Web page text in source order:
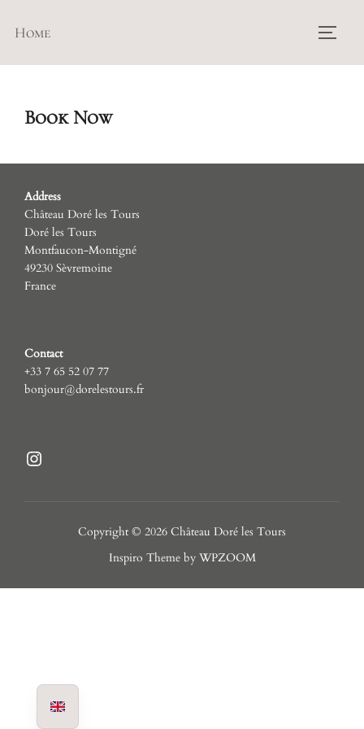
Home
Book Now
Address
Château Doré les Tours
Doré les Tours
Montfaucon-Montigné
49230 Sèvremoine
France
Contact
+33 7 65 52 07 77
bonjour@dorelestours.fr
Instagram
Copyright © 2026 Château Doré les Tours
Inspiro Themeby WPZOOM